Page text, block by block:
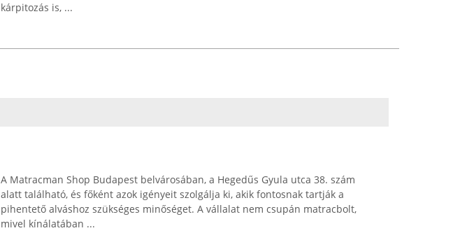
kárpitozás is, ...
A Matracman Shop Budapest belvárosában, a Hegedűs Gyula utca 38. szám
alatt található, és főként azok igényeit szolgálja ki, akik fontosnak tartják a
pihentető alváshoz szükséges minőséget. A vállalat nem csupán matracbolt,
mivel kínálatában ...